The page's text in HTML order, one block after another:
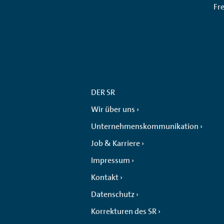
DER SR
Wir über uns
Unternehmenskommunikation
Job & Karriere
Impressum
Kontakt
Datenschutz
Korrekturen des SR